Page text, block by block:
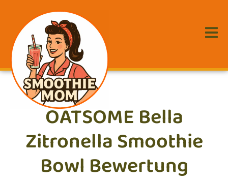
OATSOME Bella
Zitronella Smoothie
Bowl Bewertung